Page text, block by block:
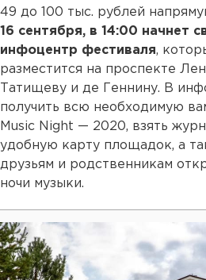
49 до 100 тыс. рублей
16 сентября, в 14:00 начнет
инфоцентр фестиваля,
разместится на проспекте
Татищеву и де Геннину. В
получить всю необходимую
Music Night — 2020, взять
удобную карту площадок, а
друзьям и родственникам
ночи музыки.